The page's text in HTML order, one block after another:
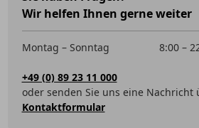
Wir helfen Ihnen gerne weiter
Montag – Sonntag 8:00 –
+49 (0) 89 23 11 000
oder senden Sie uns eine Nachricht
Kontaktformular